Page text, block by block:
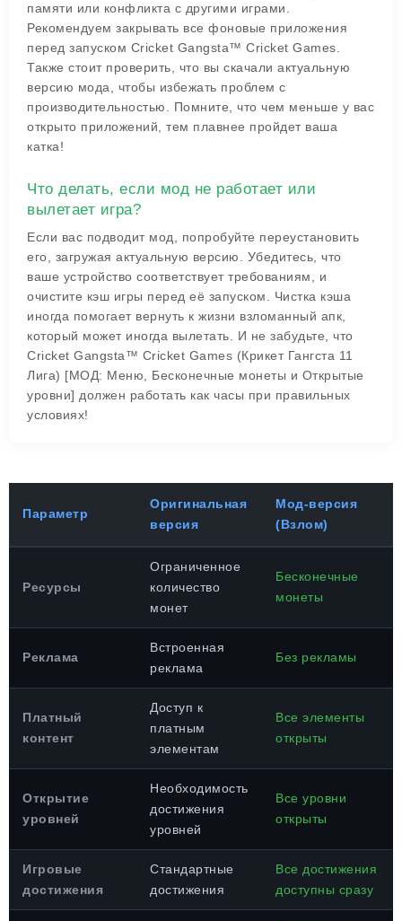
памяти или конфликта с другими играми.
Рекомендуем закрывать все фоновые приложения
перед запуском Cricket Gangsta™ Cricket Games.
Также стоит проверить, что вы скачали актуальную
версию мода, чтобы избежать проблем с
производительностью. Помните, что чем меньше у вас
открыто приложений, тем плавнее пройдет ваша
катка!
Что делать, если мод не работает или
вылетает игра?
Если вас подводит мод, попробуйте переустановить
его, загружая актуальную версию. Убедитесь, что
ваше устройство соответствует требованиям, и
очистите кэш игры перед её запуском. Чистка кэша
иногда помогает вернуть к жизни взломанный апк,
который может иногда вылетать. И не забудьте, что
Cricket Gangsta™ Cricket Games (Крикет Гангста 11
Лига) [МОД: Меню, Бесконечные монеты и Открытые
уровни] должен работать как часы при правильных
условиях!
Параметр
Оригинальная
версия
Мод-версия
(Взлом)
Ресурсы
Ограниченное
количество
монет
Бесконечные
монеты
Реклама
Встроенная
реклама
Без рекламы
Платный
контент
Доступ к
платным
элементам
Все элементы
открыты
Открытие
уровней
Необходимость
достижения
уровней
Все уровни
открыты
Игровые
достижения
Стандартные
достижения
Все достижения
доступны сразу